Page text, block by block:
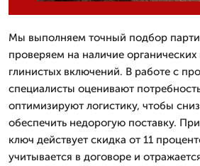
Мы выполняем точный подбор
проверяем на наличие
глинистых включений. В работе с
специалисты оценивают
оптимизируют логистику, чтобы
обеспечить недорогую поставку.
ключ действует скидка от 11
учитывается в договоре и